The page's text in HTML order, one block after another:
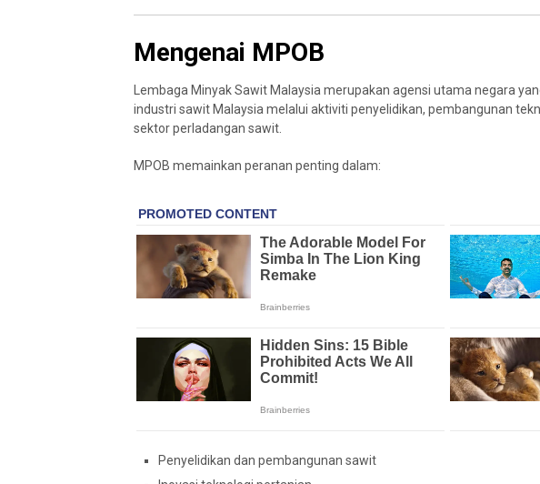
Mengenai MPOB
Lembaga Minyak Sawit Malaysia merupakan agensi utama negara
industri sawit Malaysia melalui aktiviti penyelidikan, pembangunan
sektor perladangan sawit.
MPOB memainkan peranan penting dalam:
Penyelidikan dan pembangunan sawit